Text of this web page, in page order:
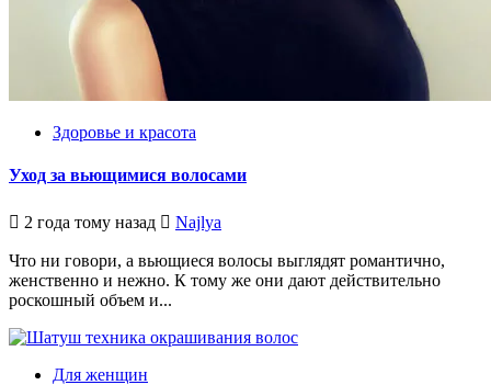
Здоровье и красота
Уход за вьющимися волосами
2 года тому назад Najlya
Что ни говори, а вьющиеся волосы выглядят романтично,
женственно и нежно. К тому же они дают действительно
роскошный объем и...
Для женщин